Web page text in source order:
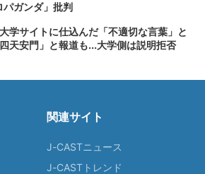
ガンダ」批判
学サイトに仕込んだ「不適切な言葉」と
天安門」と報道も...大学側は説明拒否
関連サイト
J-CASTニュース
J-CASTトレンド